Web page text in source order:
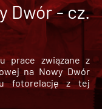
Dwór - cz.
prace związane z
na Nowy Dwór
fotorelację z tej